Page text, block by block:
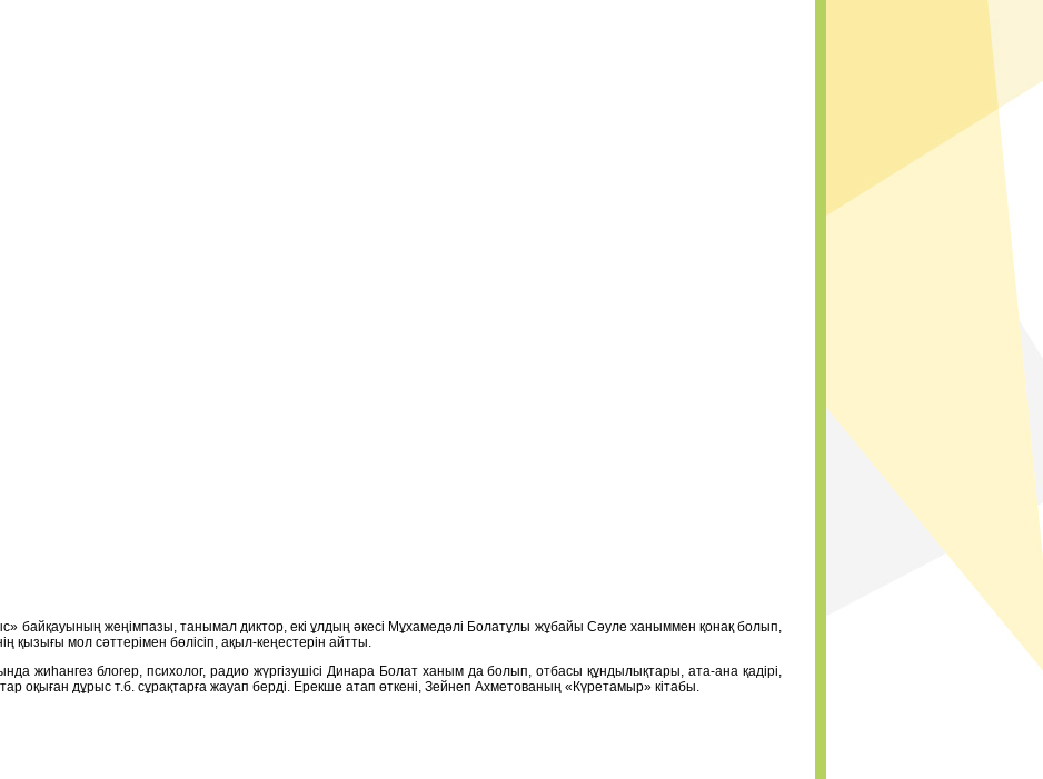
байқауының жеңімпазы, танымал диктор, екі ұлдың әкесі Мұхамедәлі Болатұлы жұбайы Сәуле ханыммен қонақ болып,
қызығы мол сәттерімен бөлісіп, ақыл-кеңестерін айтты.
жиһангез блогер, психолог, радио жүргізушісі Динара Болат ханым да болып, отбасы құндылықтары, ата-ана қадірі,
оқыған дұрыс т.б. сұрақтарға жауап берді. Ерекше атап өткені, Зейнеп Ахметованың «Күретамыр» кітабы.